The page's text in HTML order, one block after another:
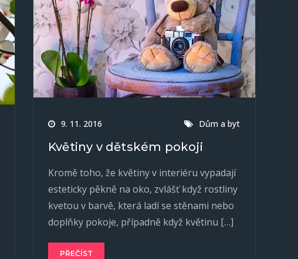
9. 11. 2016 Dům a byt
Květiny v dětském pokoji
Kromě toho, že květiny v interiéru vypadají
esteticky pěkně na oko, zvlášť když rostliny
kvetou v barvě, která ladí se stěnami nebo
doplňky pokoje, případně když květinu […]
PŘEČÍST